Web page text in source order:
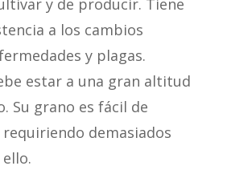
a los cambios
y plagas.
estar a una gran altitud
Su grano es fácil de
demasiados